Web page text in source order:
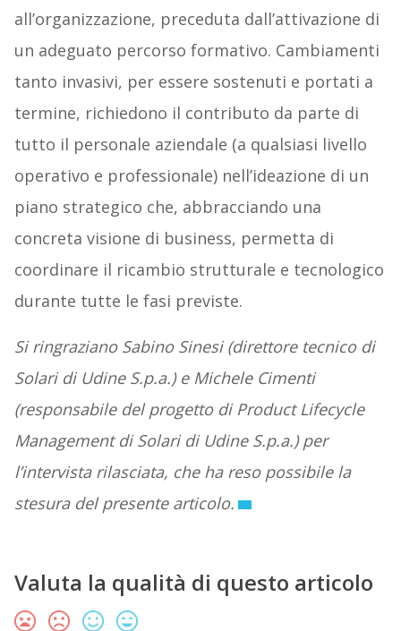
all’organizzazione, preceduta dall’attivazione di
un adeguato percorso formativo. Cambiamenti
tanto invasivi, per essere sostenuti e portati a
termine, richiedono il contributo da parte di
tutto il personale aziendale (a qualsiasi livello
operativo e professionale) nell’ideazione di un
piano strategico che, abbracciando una
concreta visione di business, permetta di
coordinare il ricambio strutturale e tecnologico
durante tutte le fasi previste.
Si ringraziano Sabino Sinesi (direttore tecnico di
Solari di Udine S.p.a.) e Michele Cimenti
(responsabile del progetto di Product Lifecycle
Management di Solari di Udine S.p.a.) per
l’intervista rilasciata, che ha reso possibile la
stesura del presente articolo.
Valuta la qualità di questo articolo